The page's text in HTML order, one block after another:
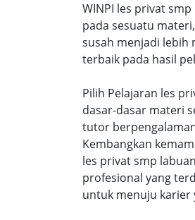
WINPI les privat
pada sesuatu
susah menjadi lebih
terbaik pada hasil
Pilih Pelajaran les
dasar-dasar materi
tutor
Kembangkan
les privat smp
profesional yang
untuk menuju karier